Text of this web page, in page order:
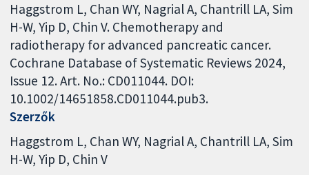
Haggstrom L, Chan WY, Nagrial A, Chantrill LA, Sim
H-W, Yip D, Chin V. Chemotherapy and
radiotherapy for advanced pancreatic cancer.
Cochrane Database of Systematic Reviews 2024,
Issue 12. Art. No.: CD011044. DOI:
10.1002/14651858.CD011044.pub3.
Szerzők
Haggstrom L Chan WY Nagrial A Chantrill LA Sim
H-W Yip D Chin V